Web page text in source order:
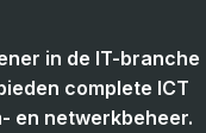
in de IT-branche
complete ICT
en netwerkbeheer.